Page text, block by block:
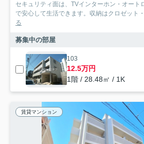
セキュリティ面は、TVインターホン・オート
で安心して生活できます。収納はクロゼット
る
募集中の部屋
103
12.5万円
1階 / 28.48㎡ / 1K
賃貸マンション